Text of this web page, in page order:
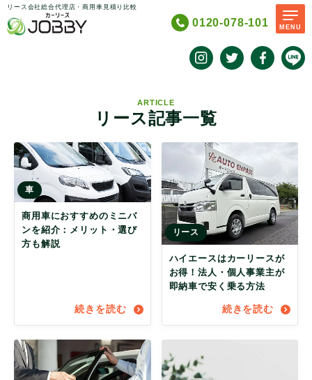
リース会社総合代理店・商用車見積り比較
0120-078-101 MENU
ARTICLE
リース記事一覧
車
商用車におすすめのミニバ
ンを紹介：メリット・選び
方も解説
続きを読む
リース
ハイエースはカーリースが
お得！法人・個人事業主が
即納車で安く乗る方法
続きを読む